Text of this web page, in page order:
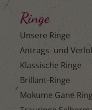
Ringe
Unsere Ringe
Antrags- und
Klassische Ringe
Brillant-Ringe
Mokume Gane